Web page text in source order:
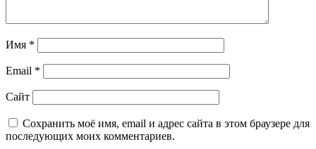
Имя *
Email *
Сайт
Сохранить моё имя, email и адрес сайта в этом браузере для
последующих моих комментариев.